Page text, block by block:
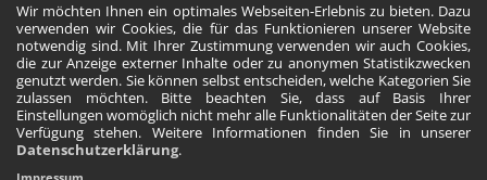
Wir möchten Ihnen ein optimales Webseiten-Erlebnis zu bieten. Dazu
verwenden wir Cookies, die für das Funktionieren unserer Website
notwendig sind. Mit Ihrer Zustimmung verwenden wir auch Cookies,
die zur Anzeige externer Inhalte oder zu anonymen Statistikzwecken
genutzt werden. Sie können selbst entscheiden, welche Kategorien Sie
zulassen möchten. Bitte beachten Sie, dass auf Basis Ihrer
Einstellungen womöglich nicht mehr alle Funktionalitäten der Seite zur
Verfügung stehen. Weitere Informationen finden Sie in unserer
Datenschutzerklärung.